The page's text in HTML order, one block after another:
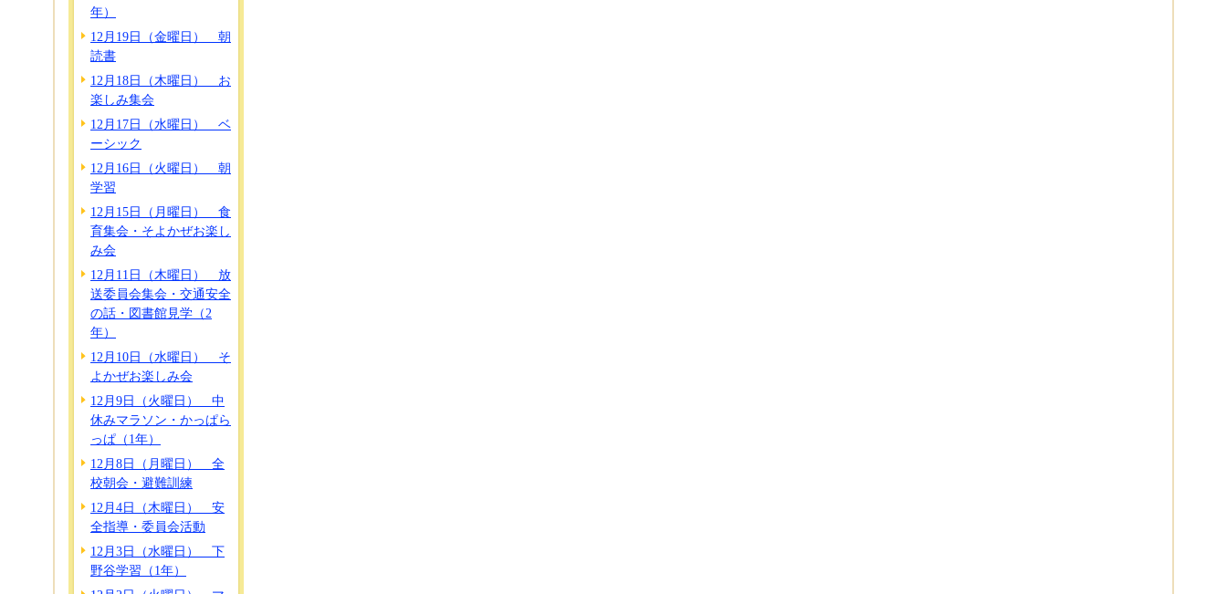
年）
12月19日（金曜日） 朝
読書
12月18日（木曜日） お
楽しみ集会
12月17日（水曜日） ベ
ーシック
12月16日（火曜日） 朝
学習
12月15日（月曜日） 食
育集会・そよかぜお楽し
み会
12月11日（木曜日） 放
送委員会集会・交通安全
の話・図書館見学（2
年）
12月10日（水曜日） そ
よかぜお楽しみ会
12月9日（火曜日） 中
休みマラソン・かっぱら
っぱ（1年）
12月8日（月曜日） 全
校朝会・避難訓練
12月4日（木曜日） 安
全指導・委員会活動
12月3日（水曜日） 下
野谷学習（1年）